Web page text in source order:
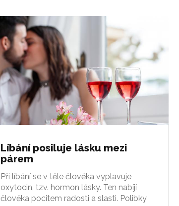
Líbání posiluje lásku mezi
párem
Při líbání se v těle člověka vyplavuje
oxytocin, tzv. hormon lásky. Ten nabíjí
člověka pocitem radosti a slasti. Polibky